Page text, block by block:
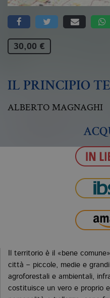
30,00 €
IL PRINCIPIO
ALBERTO MAGNAGHI
Il territorio è il «bene
città – piccole, medie e
agroforestali e ambientali,
costituisce un vero e proprio